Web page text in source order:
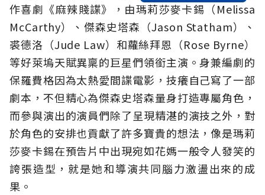
作喜劇《麻辣賤諜》
，由瑪莉莎麥卡錫（Melissa
McCarthy）、傑森史塔森（Jason Statham）、
裘德洛（Jude Law）和蘿絲拜恩（Rose Byrne）
等好萊塢天賦異稟的巨星們領銜主演。身兼編劇的
保羅費格因為太熱愛間諜電影，技癢自己寫了一部
劇本，不但精心為傑森史塔森量身打造專屬角色，
而參與演出的演員們除了呈現精湛的演技之外，對
於角色的安排也貢獻了許多寶貴的想法，像是瑪莉
莎麥卡錫在預告片中出現宛如花媽一般令人發笑的
誇張造型，就是她和導演共同腦力激盪出來的成
果。